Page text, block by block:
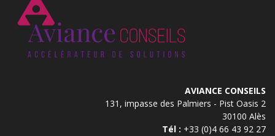
AVIANCE CONSEILS
131, impasse des Palmiers - Pist Oasis 2
30100 Alès
Tél : +33 (0)4 66 43 92 27